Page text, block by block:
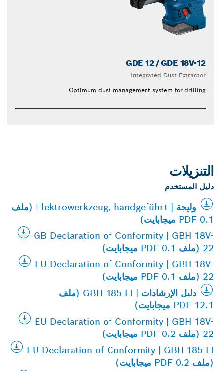
GDE 12 / GDE 18V-12
Integrated Dust Extractor
Optimum dust management system for drilling
التنزيلات
دليل المستخدم
وليجة | Elektrowerkzeug, handgeführt (ملف
PDF 0.1 ميجابايت)
GB Declaration of Conformity | GBH 18V-
22 (ملف PDF 0.1 ميجابايت)
EU Declaration of Conformity | GBH 18V-
22 (ملف PDF 0.1 ميجابايت)
دليل الإرشادات | GBH 185-LI (ملف
PDF 12.1 ميجابايت)
EU Declaration of Conformity | GBH 18V-
22 (ملف PDF 0.2 ميجابايت)
EU Declaration of Conformity | GBH 185-LI
(ملف PDF 0.2 ميجابايت)